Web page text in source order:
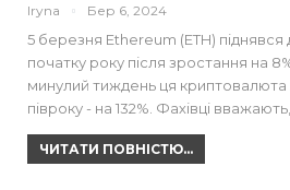
Iryna Бер 6, 2024
5 березня Ethereum (ETH)
початку року після зростання на
минулий тиждень ця криптовалюта
півроку - на 132%. Фахівці
ЧИТАТИ ПОВНІСТЮ...